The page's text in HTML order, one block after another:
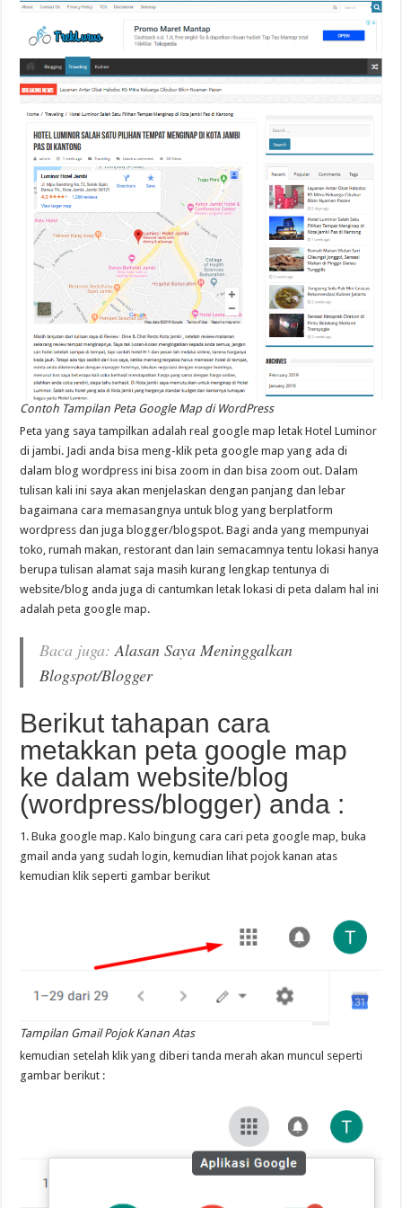
Contoh Tampilan Peta Google Map di WordPress
Peta yang saya tampilkan adalah real google map letak Hotel Luminor
di jambi. Jadi anda bisa meng-klik peta google map yang ada di
dalam blog wordpress ini bisa zoom in dan bisa zoom out. Dalam
tulisan kali ini saya akan menjelaskan dengan panjang dan lebar
bagaimana cara memasangnya untuk blog yang berplatform
wordpress dan juga blogger/blogspot. Bagi anda yang mempunyai
toko, rumah makan, restorant dan lain semacamnya tentu lokasi hanya
berupa tulisan alamat saja masih kurang lengkap tentunya di
website/blog anda juga di cantumkan letak lokasi di peta dalam hal ini
adalah peta google map.
Baca juga:Alasan Saya Meninggalkan
Blogspot/Blogger
Berikut tahapan cara
metakkan peta google map
ke dalam website/blog
(wordpress/blogger) anda :
1. Buka google map. Kalo bingung cara cari peta google map, buka
gmail anda yang sudah login, kemudian lihat pojok kanan atas
kemudian klik seperti gambar berikut
Tampilan Gmail Pojok Kanan Atas
kemudian setelah klik yang diberi tanda merah akan muncul seperti
gambar berikut :